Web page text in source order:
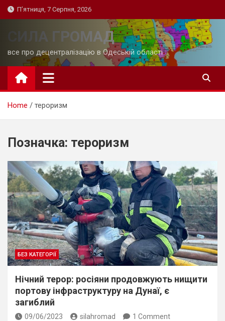
Skip
to
П’ятниця, 7 Серпня, 2026
СИЛА ГРОМАД
все про децентралізацію в Одеській області
Home тероризм
Позначка: тероризм
БЕЗ КАТЕГОРІЇ
Нічний терор: росіяни продовжують нищити
портову інфраструктуру на Дунаї, є
загиблий
09/06/2023 silahromad 1 Comment